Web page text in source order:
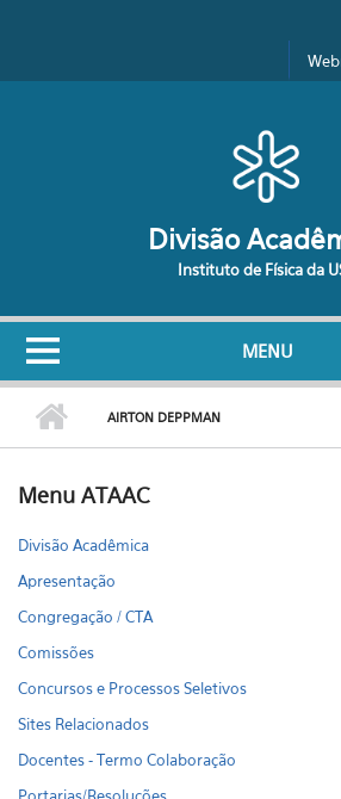
Formulário de
Divisão
Instituto de Física da
MENU
AIRTON DEPPMAN
Menu ATAAC
Divisão Acadêmica
Apresentação
Congregação / CTA
Comissões
Concursos e Processos Seletivos
Sites Relacionados
Docentes - Termo Colaboração